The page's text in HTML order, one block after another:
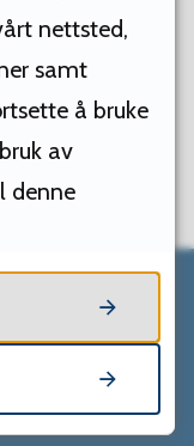
nettsted,
samt
å bruke
av
denne